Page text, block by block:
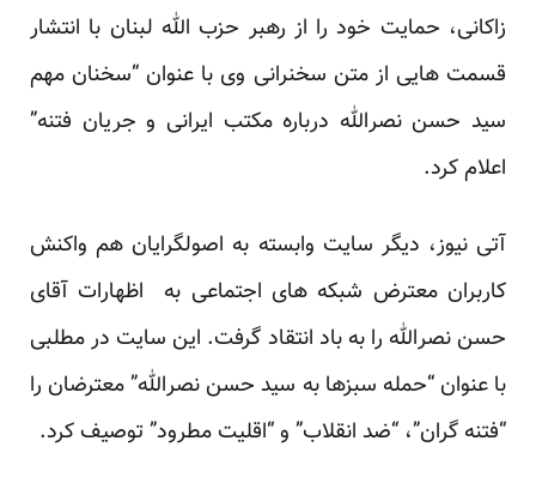
زاکانی، حمایت خود را از رهبر حزب الله لبنان با انتشار
قسمت هایی از متن سخنرانی وی با عنوان “سخنان مهم
سید حسن نصرالله درباره مکتب ایرانی و جریان فتنه”
اعلام کرد.
آتی نیوز، دیگر سایت وابسته به اصولگرایان هم واکنش
کاربران معترض شبکه های اجتماعی به اظهارات آقای
حسن نصرالله را به باد انتقاد گرفت. این سایت در مطلبی
با عنوان “حمله سبزها به سید حسن نصرالله” معترضان را
“فتنه گران”، “ضد انقلاب” و “اقلیت مطرود” توصیف کرد.